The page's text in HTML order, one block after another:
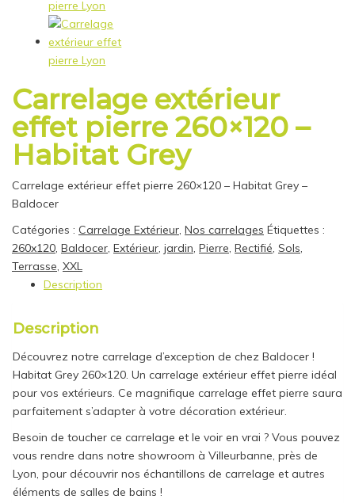
Carrelage extérieur
effet pierre 260×120 –
Habitat Grey
Carrelage extérieur effet pierre 260×120 – Habitat Grey –
Baldocer
Catégories : Carrelage Extérieur, Nos carrelages Étiquettes :
260x120, Baldocer, Extérieur, jardin, Pierre, Rectifié, Sols,
Terrasse, XXL
Description
Description
Découvrez notre carrelage d’exception de chez Baldocer !
Habitat Grey 260×120. Un carrelage extérieur effet pierre idéal
pour vos extérieurs. Ce magnifique carrelage effet pierre saura
parfaitement s’adapter à votre décoration extérieur.
Besoin de toucher ce carrelage et le voir en vrai ? Vous pouvez
vous rendre dans notre showroom à Villeurbanne, près de
Lyon, pour découvrir nos échantillons de carrelage et autres
éléments de salles de bains !